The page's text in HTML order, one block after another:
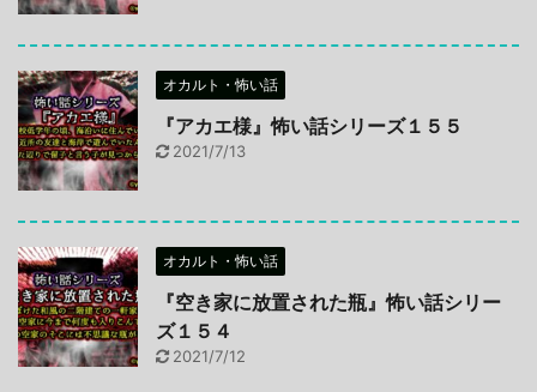
オカルト・怖い話
『アカエ様』怖い話シリーズ１５５
2021/7/13
オカルト・怖い話
『空き家に放置された瓶』怖い話シリー
ズ１５４
2021/7/12